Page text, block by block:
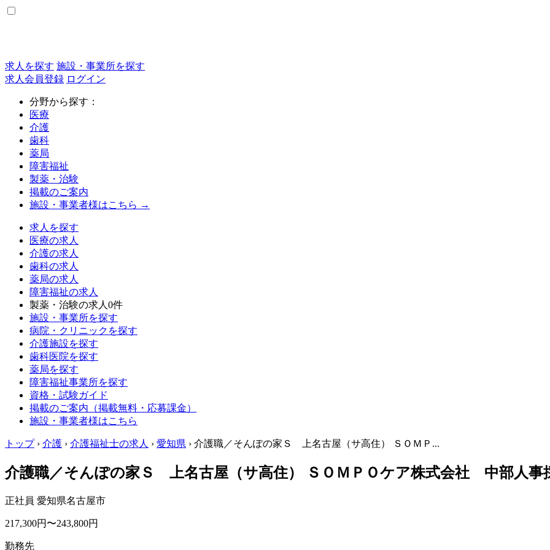
求人を探す 施設・事業所を探す
求人会員登録 ログイン
分野から探す：
医療
介護
歯科
薬局
障害福祉
製薬・治験
掲載のご案内
施設・事業者様はこちら →
求人を探す
医療の求人
介護の求人
歯科の求人
薬局の求人
障害福祉の求人
製薬・治験の求人 0件
施設・事業所を探す
病院・クリニックを探す
介護施設を探す
歯科医院を探す
薬局を探す
障害福祉事業所を探す
資格・試験ガイド
掲載のご案内（掲載無料・応募課金）
施設・事業者様はこちら
トップ › 介護 › 介護福祉士の求人 › 愛知県 › 介護職／そんぽの家Ｓ 上名古屋（サ高住） ＳＯＭＰ...
介護職／そんぽの家Ｓ 上名古屋（サ高住） ＳＯＭＰＯケア株式会社 中部人事
正社員 愛知県名古屋市
217,300円〜243,800円
勤務先